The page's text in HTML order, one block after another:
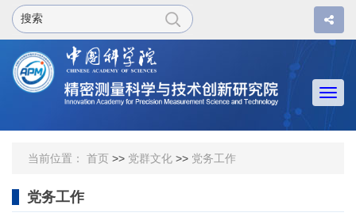
当前位置： 首页 >> 党群文化 >> 党务工作
党务工作